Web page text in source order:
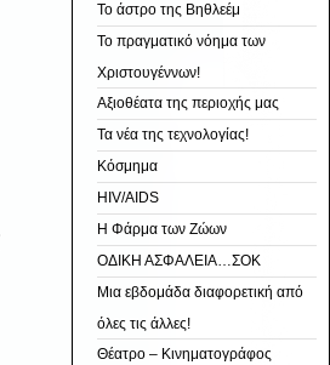
Το άστρο της Βηθλεέμ
Το πραγματικό νόημα των
Χριστουγέννων!
Αξιοθέατα της περιοχής μας
Τα νέα της τεχνολογίας!
Κόσμημα
HIV/AIDS
Η Φάρμα των Ζώων
ΟΔΙΚΗ ΑΣΦΑΛΕΙΑ…ΣΟΚ
Μια εβδομάδα διαφορετική από
όλες τις άλλες!
Θέατρο – Κινηματογράφος